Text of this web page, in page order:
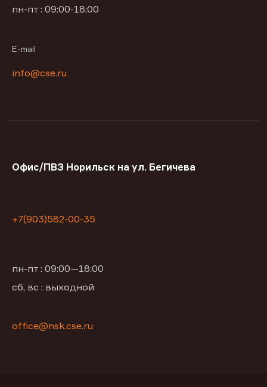
пн-пт : 09:00-18:00
E-mail
info@cse.ru
Офис/ПВЗ Норильск на ул. Бегичева
+7(903)582-00-35
пн-пт : 09:00—18:00
сб, вс : выходной
office@nsk.cse.ru